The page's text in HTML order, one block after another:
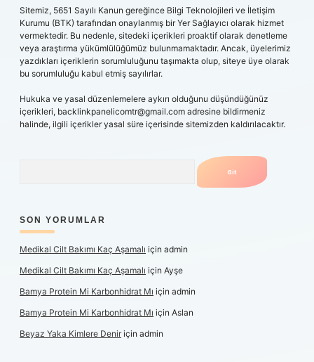
Sitemiz, 5651 Sayılı Kanun gereğince Bilgi Teknolojileri ve İletişim
Kurumu (BTK) tarafından onaylanmış bir Yer Sağlayıcı olarak hizmet
vermektedir. Bu nedenle, sitedeki içerikleri proaktif olarak denetleme
veya araştırma yükümlülüğümüz bulunmamaktadır. Ancak, üyelerimiz
yazdıkları içeriklerin sorumluluğunu taşımakta olup, siteye üye olarak
bu sorumluluğu kabul etmiş sayılırlar.
Hukuka ve yasal düzenlemelere aykırı olduğunu düşündüğünüz
içerikleri, backlinkpanelicomtr@gmail.com adresine bildirmeniz
halinde, ilgili içerikler yasal süre içerisinde sitemizden kaldırılacaktır.
SON YORUMLAR
Medikal Cilt Bakımı Kaç Aşamalı için admin
Medikal Cilt Bakımı Kaç Aşamalı için Ayşe
Bamya Protein Mi Karbonhidrat Mı için admin
Bamya Protein Mi Karbonhidrat Mı için Aslan
Beyaz Yaka Kimlere Deniriçin admin